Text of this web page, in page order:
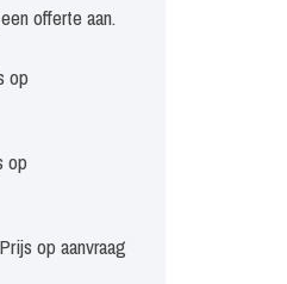
offerte aan.
op
op
op aanvraag